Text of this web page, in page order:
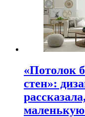
«Потолок
стен»: